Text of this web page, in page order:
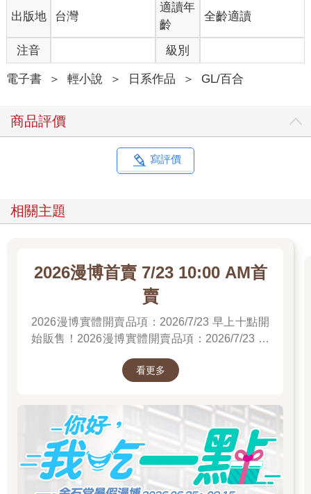
出版地 台灣
適讀年
齡
全齡適讀
注音 級別
電子書 ＞ 輕小說 ＞ 日系作品 ＞ GL/百合
商品評價
寫評價
相關主題
2026漫博首賣 7/23 10:00 AM首
賣
2026漫博實體開賣品項：2026/7/23 早上十點開
始販售！2026漫博實體開賣品項：2026/7/23 早
2026/7/23 早上十點開始販售！先領券券再結帳
看更多